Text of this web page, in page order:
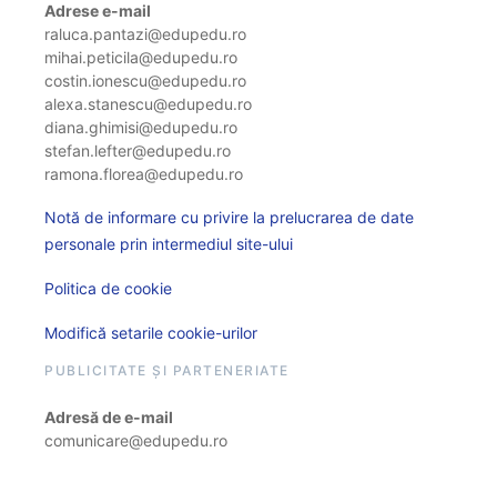
Adrese e-mail
raluca.pantazi@edupedu.ro
mihai.peticila@edupedu.ro
costin.ionescu@edupedu.ro
alexa.stanescu@edupedu.ro
diana.ghimisi@edupedu.ro
stefan.lefter@edupedu.ro
ramona.florea@edupedu.ro
Notă de informare cu privire la prelucrarea de date
personale prin intermediul site-ului
Politica de cookie
Modifică setarile cookie-urilor
PUBLICITATE ȘI PARTENERIATE
Adresă de e-mail
comunicare@edupedu.ro